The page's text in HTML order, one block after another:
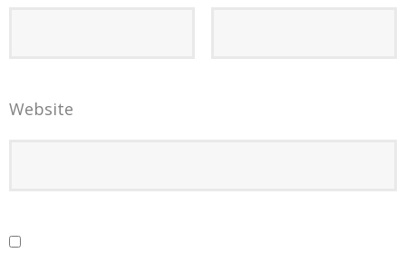
Website